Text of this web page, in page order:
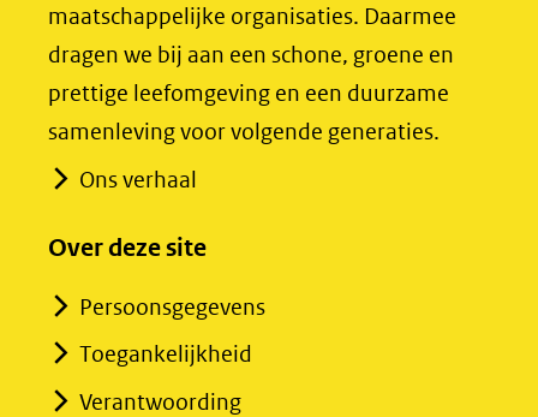
naar
een
andere
website)
naar
een
andere
website)
maatschappelijke organisaties. Daarmee
dragen we bij aan een schone, groene en
prettige leefomgeving en een duurzame
samenleving voor volgende generaties.
Ons verhaal
Over deze site
Persoonsgegevens
Toegankelijkheid
Verantwoording